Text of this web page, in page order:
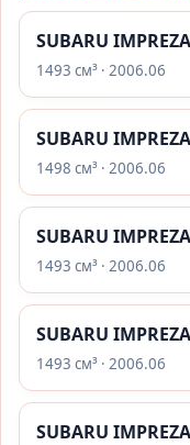
SUBARU
1493 см³ · 2006.06
SUBARU
1498 см³ · 2006.06
SUBARU
1493 см³ · 2006.06
SUBARU
1493 см³ · 2006.06
SUBARU